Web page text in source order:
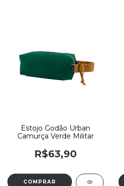
Estojo Godão Urban
Camurça Verde Militar
R$63,90